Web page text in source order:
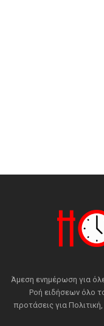
Άμεση ενημέρωση για
Ροή ειδήσεων όλο
προτάσεις για